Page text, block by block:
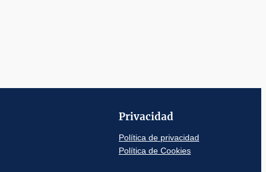
Privacidad
Política de privacidad
Política de Cookies